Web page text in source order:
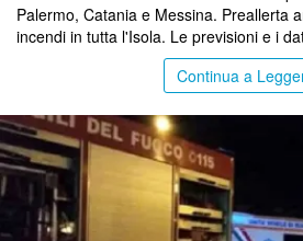
Palermo, Catania e Messina. Preallerta
incendi in tutta l'Isola. Le previsioni e i
Continua a